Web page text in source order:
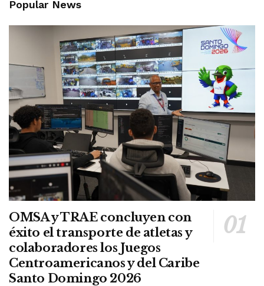
Popular News
OMSA y TRAE concluyen con
éxito el transporte de atletas y
colaboradores los Juegos
Centroamericanos y del Caribe
Santo Domingo 2026